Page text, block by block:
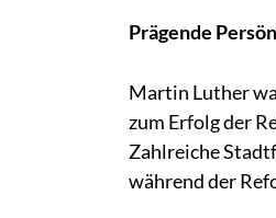
Prägende
Martin Luther
zum Erfolg der
Zahlreiche
während der